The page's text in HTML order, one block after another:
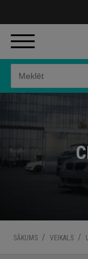
SĀKUMS / VEIKALS /